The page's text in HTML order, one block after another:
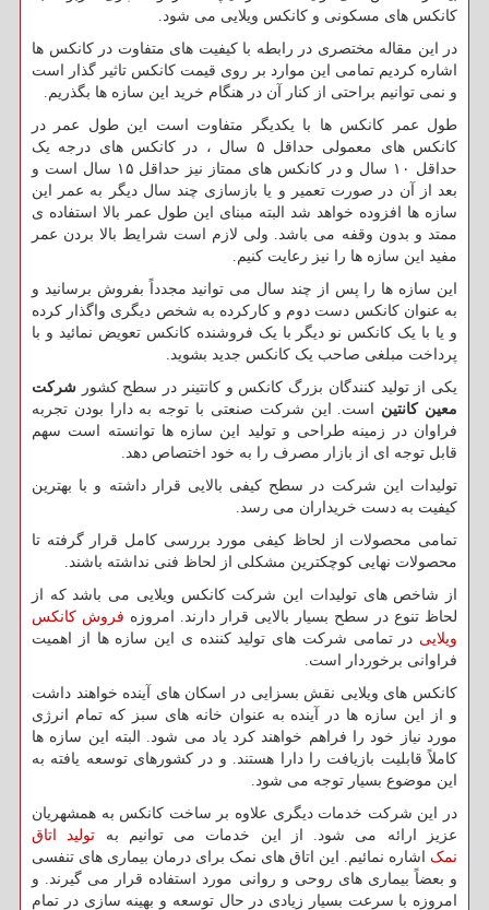
کانکس های مسکونی و کانکس ویلایی می شود.
در این مقاله مختصری در رابطه با کیفیت های متفاوت در کانکس ها
اشاره کردیم تمامی این موارد بر روی قیمت کانکس تاثیر گذار است
و نمی توانیم براحتی از کنار آن در هنگام خرید این سازه ها بگذریم.
طول عمر کانکس ها با یکدیگر متفاوت است این طول عمر در
کانکس های معمولی حداقل ۵ سال ، در کانکس های درجه یک
حداقل ۱۰ سال و در کانکس های ممتاز نیز حداقل ۱۵ سال است و
بعد از آن در صورت تعمیر و یا بازسازی چند سال دیگر به عمر این
سازه ها افزوده خواهد شد البته مبنای این طول عمر بالا استفاده ی
ممتد و بدون وقفه می باشد. ولی لازم است شرایط بالا بردن عمر
مفید این سازه ها را نیز رعایت کنیم.
این سازه ها را پس از چند سال می توانید مجدداً بفروش برسانید و
به عنوان کانکس دست دوم و کارکرده به شخص دیگری واگذار کرده
و یا با یک کانکس نو دیگر با یک فروشنده کانکس تعویض نمائید و با
پرداخت مبلغی صاحب یک کانکس جدید بشوید.
یکی از تولید کنندگان بزرگ کانکس و کانتینر در سطح کشور شرکت
معین کانتین است. این شرکت صنعتی با توجه به دارا بودن تجربه
فراوان در زمینه طراحی و تولید این سازه ها توانسته است سهم
قابل توجه ای از بازار مصرف را به خود اختصاص دهد.
تولیدات این شرکت در سطح کیفی بالایی قرار داشته و با بهترین
کیفیت به دست خریداران می رسد.
تمامی محصولات از لحاظ کیفی مورد بررسی کامل قرار گرفته تا
محصولات نهایی کوچکترین مشکلی از لحاظ فنی نداشته باشند.
از شاخص های تولیدات این شرکت کانکس ویلایی می باشد که از
لحاظ تنوع در سطح بسیار بالایی قرار دارند. امروزه فروش کانکس
ویلایی در تمامی شرکت های تولید کننده ی این سازه ها از اهمیت
فراوانی برخوردار است.
کانکس های ویلایی نقش بسزایی در اسکان های آینده خواهند داشت
و از این سازه ها در آینده به عنوان خانه های سبز که تمام انرژی
مورد نیاز خود را فراهم خواهند کرد یاد می شود. البته این سازه ها
کاملاً قابلیت بازیافت را دارا هستند. و در کشورهای توسعه یافته به
این موضوع بسیار توجه می شود.
در این شرکت خدمات دیگری علاوه بر ساخت کانکس به همشهریان
عزیز ارائه می شود. از این خدمات می توانیم به تولید اتاق
نمک اشاره نمائیم. این اتاق های نمک برای درمان بیماری های تنفسی
و بعضاً بیماری های روحی و روانی مورد استفاده قرار می گیرند. و
امروزه با سرعت بسیار زیادی در حال توسعه و بهینه سازی در تمام